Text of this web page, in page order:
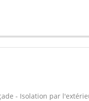
- Isolation par